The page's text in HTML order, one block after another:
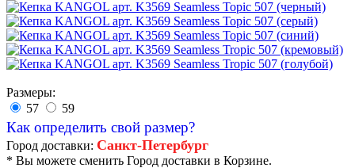
Размеры:
57
59
Как определить свой размер?
Город доставки: Санкт-Петербург
* Вы можете сменить Город доставки в Корзине.